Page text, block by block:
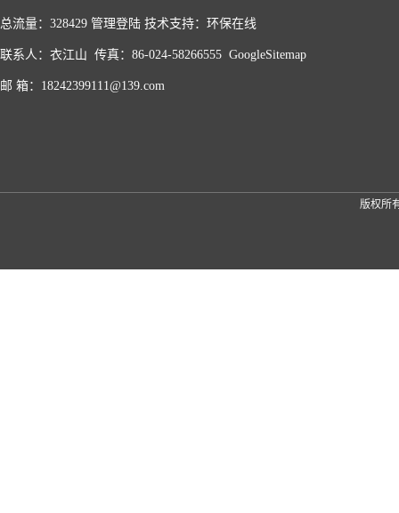
总流量：328429 管理登陆 技术支持： 环保在线
联系人：衣江山 传真：86-024-58266555 GoogleSitemap
邮 箱：18242399111@139.com
版权所